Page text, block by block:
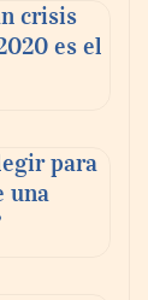
crisis
es el
para
una